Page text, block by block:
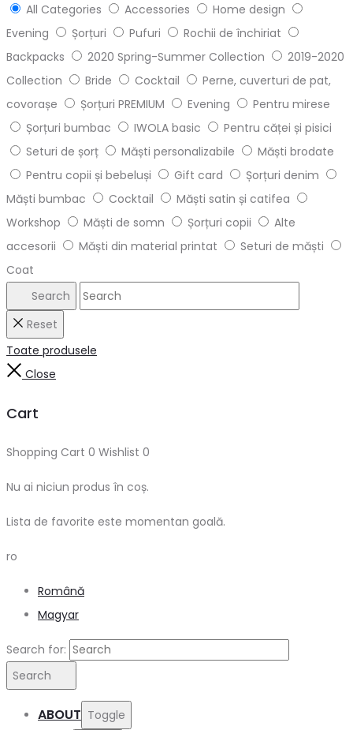
All Categories Accessories
Home design
Evening
Șorțuri Pufuri
Rochii de închiriat
Backpacks
2020 Spring-Summer Collection
2019-2020
Collection
Bride Cocktail
Perne, cuverturi de pat,
covorașe
Șorțuri PREMIUM Evening
Pentru mirese
Șorțuri bumbac
IWOLA basic
Pentru căței și pisici
Seturi de șorț
Măști personalizabile
Măști brodate
Pentru copii și bebeluși
Gift card
Șorțuri denim
Măști bumbac
Cocktail
Măști satin și catifea
Workshop
Măști de somn Șorțuri copii
Alte
accesorii
Măști din material printat
Seturi de măști
Coat
Search
Reset
Toate produsele
Close
Cart
Shopping Cart 0 Wishlist 0
Nu ai niciun produs în coș.
Lista de favorite este momentan goală.
ro
Română
Magyar
Search for:
Search
ABOUT Toggle